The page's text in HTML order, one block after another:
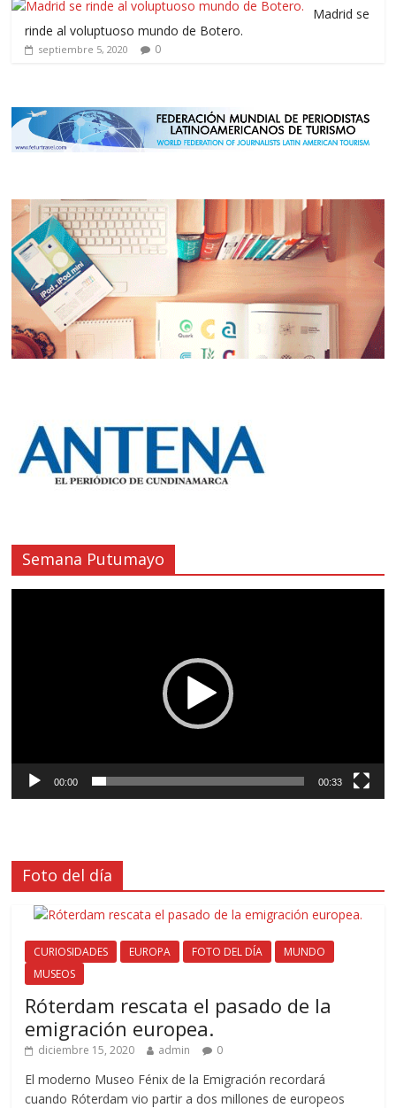
Madrid se
rinde al voluptuoso mundo de Botero.
septiembre 5, 2020 0
Semana Putumayo
00:00 00:33
Foto del día
CURIOSIDADES EUROPA FOTO DEL DÍA
MUNDO
MUSEOS
Róterdam rescata el pasado de la
emigración europea.
diciembre 15, 2020 admin 0
El moderno Museo Fénix de la Emigración recordará
cuando Róterdam vio partir a dos millones de europeos